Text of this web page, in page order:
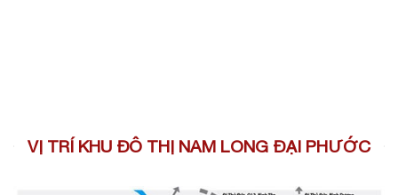
VỊ TRÍ KHU ĐÔ THỊ NAM LONG ĐẠI PHƯỚC